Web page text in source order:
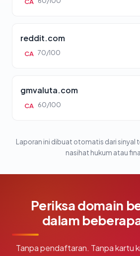
CA
reddit.com
CA 70/100
gmvaluta.com
CA 60/100
Laporan ini dibuat otomatis dari sinyal
nasihat hukum atau
Periksa domain
dalam
Tanpa pendaftaran. Tanpa kartu